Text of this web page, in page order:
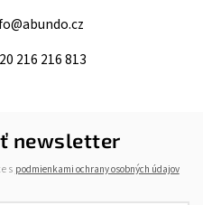
@abundo.cz
216 216 813
newsletter
s podmienkami ochrany osobných údajov